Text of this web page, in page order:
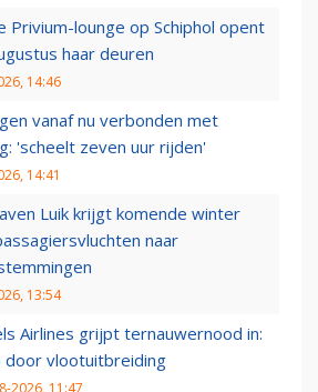
Privium-lounge op Schiphol opent
haar deuren
14:46
vanaf nu verbonden met
'scheelt zeven uur rijden'
14:41
Luik krijgt komende winter
naar
13:54
Airlines grijpt ternauwernood in:
vlootuitbreiding
2026, 11:47